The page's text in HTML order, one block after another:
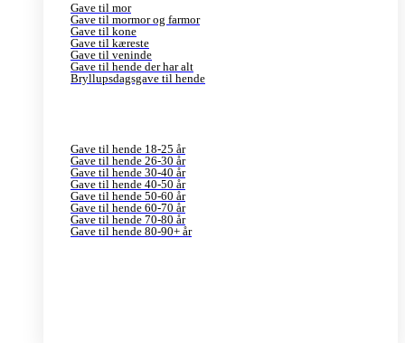
Gave til mor
Gave til mormor og farmor
Gave til kone
Gave til kæreste
Gave til veninde
Gave til hende der har alt
Bryllupsdagsgave til hende
Gave til hende 18-25 år
Gave til hende 26-30 år
Gave til hende 30-40 år
Gave til hende 40-50 år
Gave til hende 50-60 år
Gave til hende 60-70 år
Gave til hende 70-80 år
Gave til hende 80-90+ år